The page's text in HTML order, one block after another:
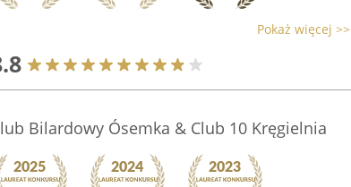
Pokaż więcej >>
Bilardowy Ósemka & Club 10 Kręgielnia